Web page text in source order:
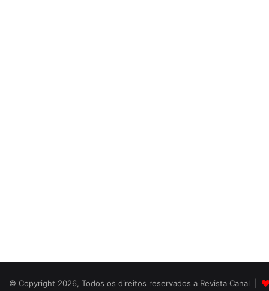
© Copyright 2026, Todos os direitos reservados a Revista Canal |